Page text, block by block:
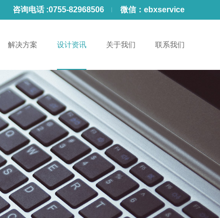
咨询电话 :0755-82968506 微信： ebxservice
解决方案 设计资讯 关于我们 联系我们